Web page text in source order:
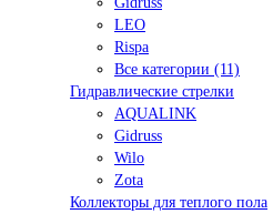
LEO
Rispa
Все категории (11)
Гидравлические стрелки
AQUALINK
Gidruss
Wilo
Zota
Коллекторы для теплого пола